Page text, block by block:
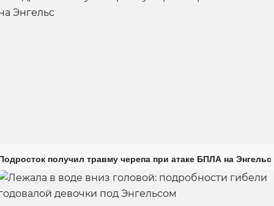
получил травму черепа при атаке БПЛА на Энгельс